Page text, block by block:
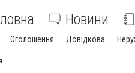
Новини
Оголошення Довідкова